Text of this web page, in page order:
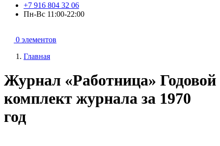
+7 916 804 32 06
Пн-Вс 11:00-22:00
0 элементов
Главная
Журнал «Работница» Годовой
комплект журнала за 1970
год